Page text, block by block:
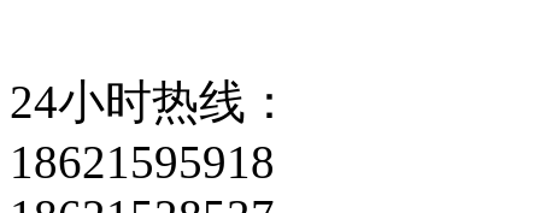
24小时热线：
18621595918